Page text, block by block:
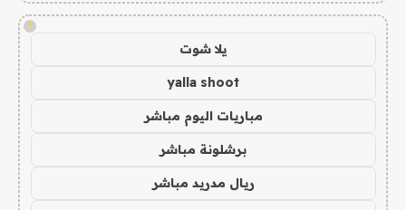
!
يلا شوت
yalla shoot
مباريات اليوم مباشر
برشلونة مباشر
ريال مدريد مباشر